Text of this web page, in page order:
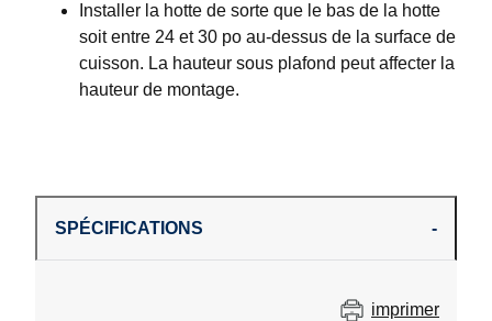
Installer la hotte de sorte que le bas de la hotte
soit entre 24 et 30 po au-dessus de la surface de
cuisson. La hauteur sous plafond peut affecter la
hauteur de montage.
SPÉCIFICATIONS
imprimer